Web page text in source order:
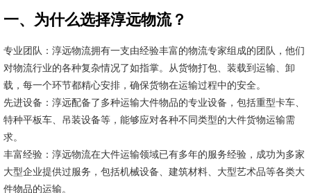
一、为什么选择淳远物流？
专业团队：淳远物流拥有一支由经验丰富的物流专家组成的团队，他们
对物流行业的各种复杂情况了如指掌。从货物打包、装载到运输、卸
载，每一个环节都精心安排，确保货物在运输过程中的安全。
先进设备：淳远配备了多种运输大件物品的专业设备，包括重型卡车、
特种平板车、吊装设备等，能够应对各种不同类型的大件货物运输需
求。
丰富经验：淳远物流在大件运输领域已有多年的服务经验，成功为多家
大型企业提供过服务，包括机械设备、建筑材料、大型艺术品等各类大
件物品的运输。